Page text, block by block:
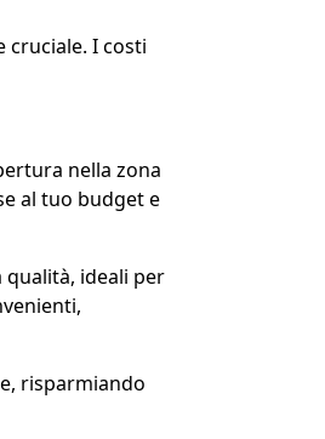
cruciale. I costi
nella zona
al tuo budget e
ideali per
risparmiando